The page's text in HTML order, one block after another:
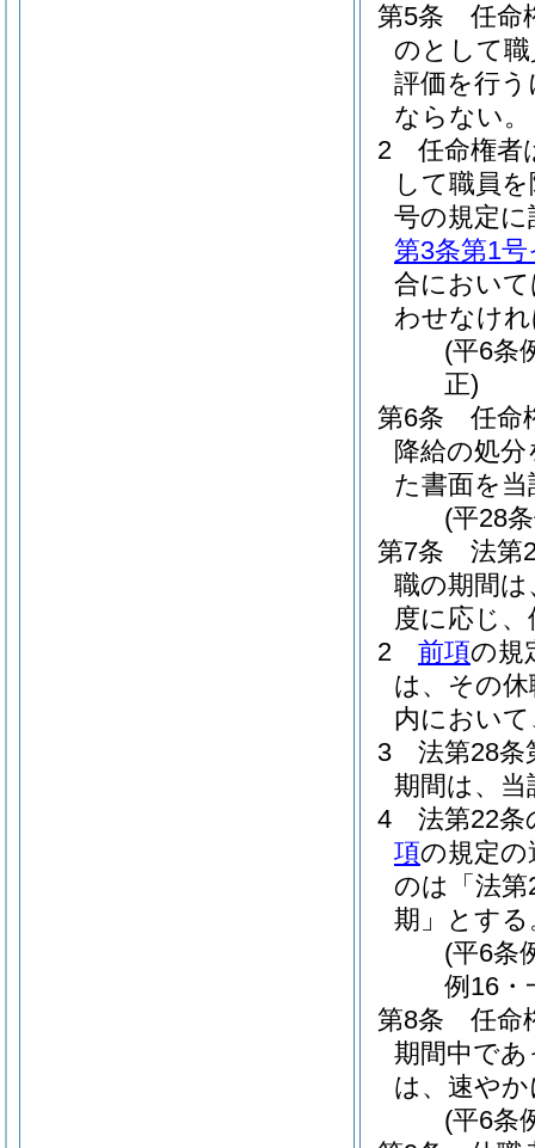
第5条
任命
のとして
評価を行
ならない。
2
任命権者
して職員
号の規定
第3条第1号
合におい
わせなけ
(平6条
正)
第6条
任命
降給の処
た書面を
(平28
第7条
法第
職の期間
度に応じ
2
前項の規
は、その
内におい
3
法第28
期間は、
4
法第22条
項の規定
のは「法
期」とする
(平6条
例16・
第8条
任命
期間中で
は、速や
(平6条